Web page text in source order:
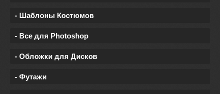
- Шаблоны Костюмов
- Все для Photoshop
- Обложки для Дисков
- Футажи